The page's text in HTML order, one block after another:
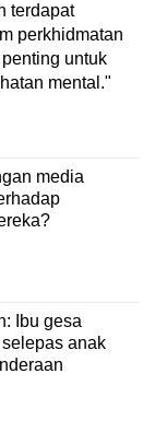
terdapat
perkhidmatan
untuk
mental."
media
Ibu gesa
anak